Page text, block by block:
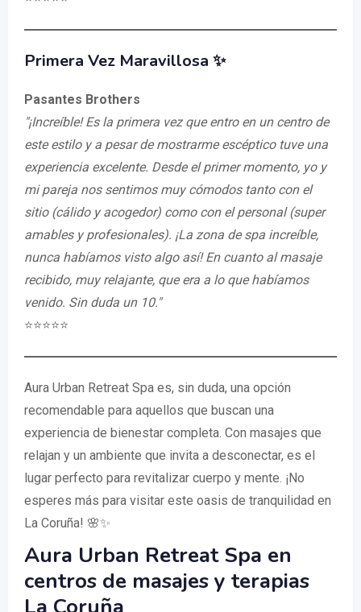
Primera Vez Maravillosa ✨
Pasantes Brothers
"¡Increíble! Es la primera vez que entro en un centro de
este estilo y a pesar de mostrarme escéptico tuve una
experiencia excelente. Desde el primer momento, yo y
mi pareja nos sentimos muy cómodos tanto con el
sitio (cálido y acogedor) como con el personal (super
amables y profesionales). ¡La zona de spa increíble,
nunca habíamos visto algo así! En cuanto al masaje
recibido, muy relajante, que era a lo que habíamos
venido. Sin duda un 10."
⭐️⭐️⭐️⭐️⭐️
Aura Urban Retreat Spa es, sin duda, una opción
recomendable para aquellos que buscan una
experiencia de bienestar completa. Con masajes que
relajan y un ambiente que invita a desconectar, es el
lugar perfecto para revitalizar cuerpo y mente. ¡No
esperes más para visitar este oasis de tranquilidad en
La Coruña! 🌸✨
Aura Urban Retreat Spa en
centros de masajes y terapias